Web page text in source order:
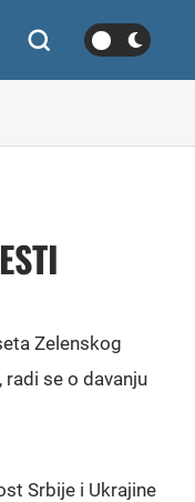
Zelenskog
se o davanju
Srbije i Ukrajine